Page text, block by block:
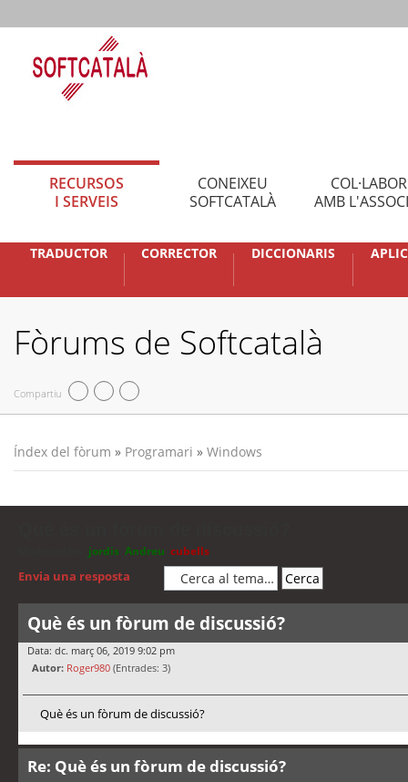
RECURSOS
I SERVEIS
CONEIXEU
SOFTCATALÀ
AMB
TRADUCTOR CORRECTOR DICCIONARIS
Fòrums de Softcatalà
Compartiu
Índex del fòrum » Programari » Windows
jordis Andreu cubells
Envia una resposta
Què és un fòrum de discussió?
Data: dc. març 06, 2019 9:02 pm
Autor: Roger980 (Entrades: 3)
Què és un fòrum de discussió?
Re: Què és un fòrum de discussió?